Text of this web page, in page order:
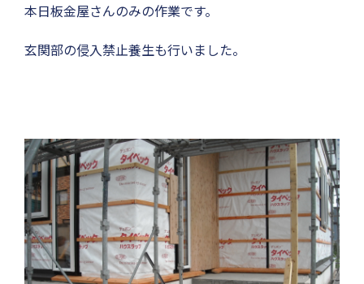
本日板金屋さんのみの作業です。
玄関部の侵入禁止養生も行いました。